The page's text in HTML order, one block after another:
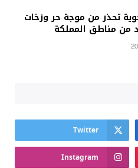
تحذر من موجة حر وزخات
من مناطق المملكة
Twitter
Instagram